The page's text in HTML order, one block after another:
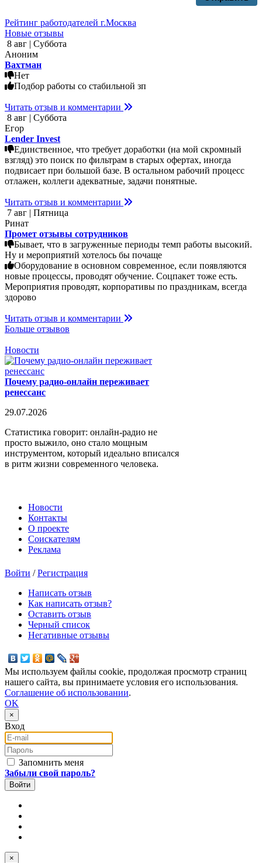
Рейтинг работодателей г.Москва
Новые отзывы
8 авг | Суббота
Аноним
Вахтман
Нет
Подбор работы со стабильной зп
Читать отзыв и комментарии
8 авг | Суббота
Егор
Lender Invest
Единственное, что требует доработки (на мой скромный
взгляд) это поиск по фильтрам в старых офертах, иногда
подвисает при большой базе. В остальном рабочий процесс
отлажен, коллеги адекватные, задачи понятные.
Читать отзыв и комментарии
7 авг | Пятница
Ринат
Промет отзывы сотрудников
Бывает, что в загруженные периоды темп работы высокий.
Ну и мероприятий хотелось бы почаще
Оборудование в основном современное, если появляются
новые процессы, проводят обучение. Соцпакет тоже есть.
Мероприятия проводят, корпоративы по праздникам, всегда
здорово
Читать отзыв и комментарии
Больше отзывов
Новости
Почему радио-онлайн переживает
ренессанс
29.07.2026
Статистика говорит: онлайн-радио не
просто выжило, оно стало мощным
инструментом, который идеально вписался
в ритм жизни современного человека.
Новости
Контакты
О проекте
Соискателям
Реклама
Войти /Регистрация
Написать отзыв
Как написать отзыв?
Оставить отзыв
Черный список
Негативные отзывы
Мы используем файлы cookie, продолжая просмотр страниц
нашего сайта, вы принимаете условия его использования.
Соглашение об использовании.
OK
×
Вход
E-mail
Пароль
Запомнить меня
Забыли свой пароль?
×